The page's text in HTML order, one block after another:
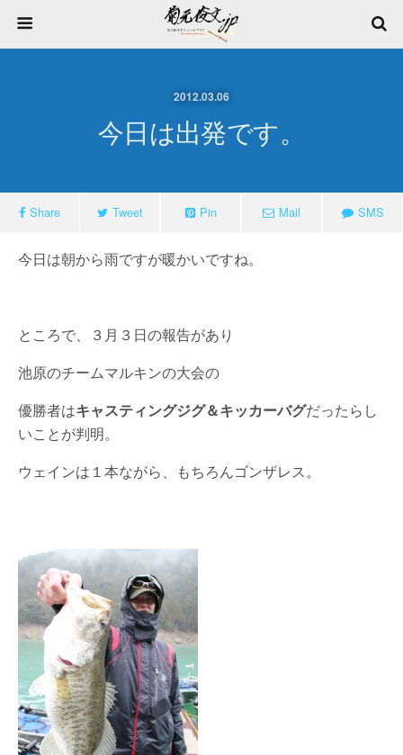
2012.03.06
今日は出発です。
Share Tweet Pin Mail SMS
今日は朝から雨ですが暖かいですね。
ところで、３月３日の報告があり
池原のチームマルキンの大会の
優勝者はキャスティングジグ＆キッカーバグだったらし
いことが判明。
ウェインは１本ながら、もちろんゴンザレス。